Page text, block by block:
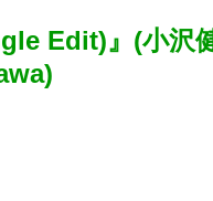
Edit)』(小沢